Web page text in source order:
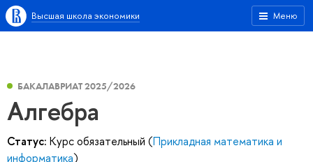
Меню
Высшая школа экономики
БАКАЛАВРИАТ 2025/2026
Алгебра
Статус: Курс обязательный (Прикладная математика и
информатика)